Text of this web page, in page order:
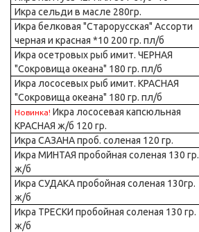
Икра сельди в масле 280гр.
Икра белковая "Старорусская" Ассорти
черная и красная *10 200 гр. пл/б
Икра осетровых рыб имит. ЧЕРНАЯ
"Сокровища океана" 180 гр. пл/б
Икра лососевых рыб имит. КРАСНАЯ
"Сокровища океана" 180 гр. пл/б
Новинка! Икра лососевая капсюльная
КРАСНАЯ ж/б 120 гр.
Икра САЗАНА проб. соленая 120 гр.
Икра МИНТАЯ пробойная соленая 130 гр.
ж/б
Икра СУДАКА пробойная соленая 130гр.
ж/б
Икра ТРЕСКИ пробойная соленая 130 гр.
ж/б